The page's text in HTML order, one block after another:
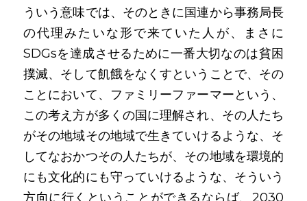
ういう意味では、そのときに国連から事務局長
の代理みたいな形で来ていた人が、まさに
SDGsを達成させるために一番大切なのは貧困
撲滅、そして飢餓をなくすということで、その
ことにおいて、ファミリーファーマーという、
この考え方が多くの国に理解され、その人たち
がその地域その地域で生きていけるような、そ
してなおかつその人たちが、その地域を環境的
にも文化的にも守っていけるような、そういう
方向に行くということができるならば、2030